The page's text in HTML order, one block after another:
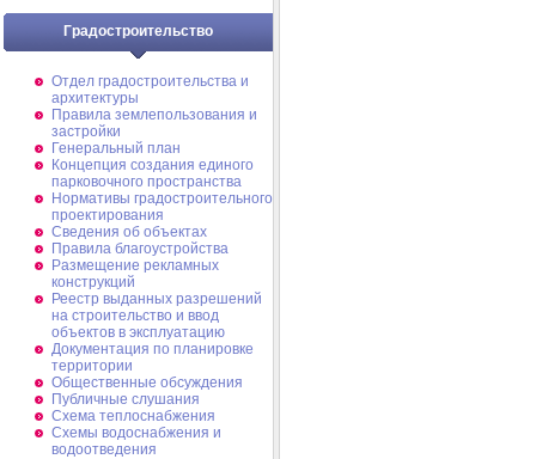
Градостроительство
Отдел градостроительства и
архитектуры
Правила землепользования и
застройки
Генеральный план
Концепция создания единого
парковочного пространства
Нормативы градостроительного
проектирования
Сведения об объектах
Правила благоустройства
Размещение рекламных
конструкций
Реестр выданных разрешений
на строительство и ввод
объектов в эксплуатацию
Документация по планировке
территории
Общественные обсуждения
Публичные слушания
Схема теплоснабжения
Схемы водоснабжения и
водоотведения